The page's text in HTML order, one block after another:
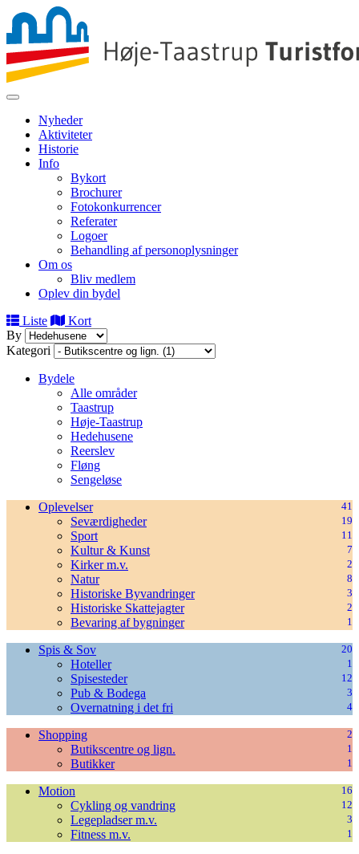
Nyheder
Aktiviteter
Historie
Info
Bykort
Brochurer
Fotokonkurrencer
Referater
Logoer
Behandling af personoplysninger
Om os
Bliv medlem
Oplev din bydel
+
−
Liste
Kort
By
Kategori
Bydele
Alle områder
Taastrup
Høje-Taastrup
Hedehusene
Reerslev
Fløng
Sengeløse
41
Oplevelser
19
Seværdigheder
11
Sport
7
Kultur & Kunst
2
Kirker m.v.
8
Natur
3
Historiske Byvandringer
2
Historiske Skattejagter
1
Bevaring af bygninger
20
Spis & Sov
1
Hoteller
12
Spisesteder
3
Pub & Bodega
4
Overnatning i det fri
2
Shopping
1
Butikscentre og lign.
1
Butikker
16
Motion
12
Cykling og vandring
3
Legepladser m.v.
1
Fitness m.v.